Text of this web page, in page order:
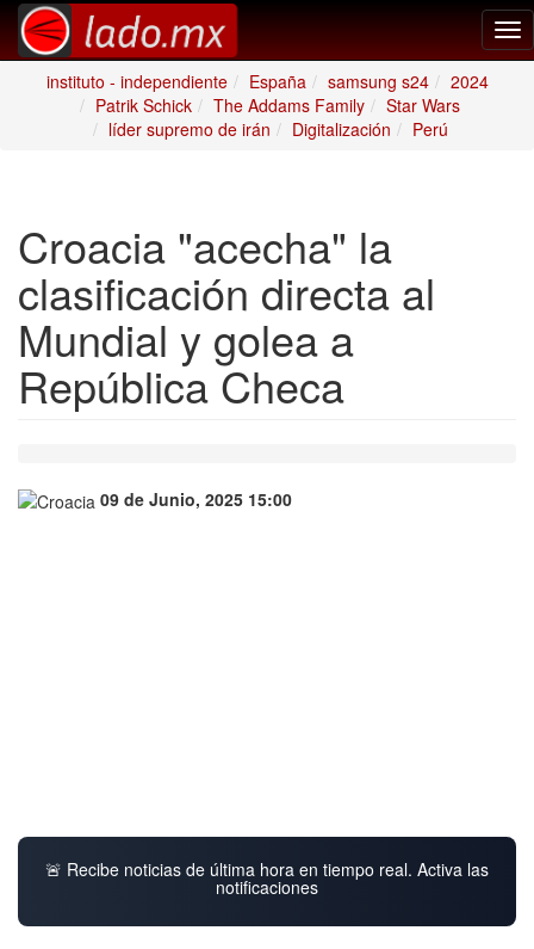
instituto - independiente
España samsung s24
2024
Patrik Schick
The Addams Family
Star Wars
líder supremo de irán
Digitalización Perú
Croacia "acecha" la
clasificación directa al
Mundial y golea a
República Checa
09 de Junio, 2025 15:00
🚨 Recibe noticias de última hora en tiempo real. Activa las
notificaciones